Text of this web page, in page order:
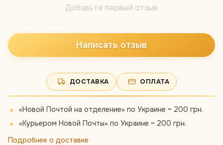
Добавьте первый отзыв
Написать отзыв
ДОСТАВКА ОПЛАТА
«Новой Почтой на отделение» по Украине ~ 200 грн.
«Курьером Новой Почты» по Украине ~ 200 грн.
Подробнее о доставке